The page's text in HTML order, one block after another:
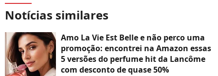
Notícias similares
Amo La Vie Est Belle e não perco uma
promoção: encontrei na Amazon essas
5 versões do perfume hit da Lancôme
com desconto de quase 50%